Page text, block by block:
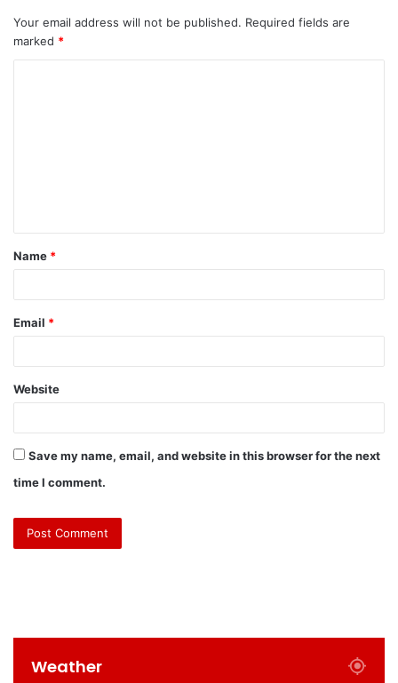
Your email address will not be published. Required fields are
marked *
t
*
Name *
Email *
Website
Save my name, email, and website in this browser for the next
time I comment.
Weather